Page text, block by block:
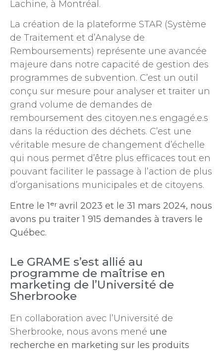
Lachine, à Montréal.
La création de la plateforme STAR (Système
de Traitement et d’Analyse de
Remboursements) représente une avancée
majeure dans notre capacité de gestion des
programmes de subvention. C’est un outil
conçu sur mesure pour analyser et traiter un
grand volume de demandes de
remboursement des citoyen.ne.s engagé.e.s
dans la réduction des déchets. C’est une
véritable mesure de changement d’échelle
qui nous permet d’être plus efficaces tout en
pouvant faciliter le passage à l’action de plus
d’organisations municipales et de citoyens.
Entre le 1ᵉʳ avril 2023 et le 31 mars 2024, nous
avons pu traiter 1 915 demandes à travers le
Québec.
Le GRAME s’est allié au
programme de maîtrise en
marketing de l’Université de
Sherbrooke
En collaboration avec l’Université de
Sherbrooke, nous avons mené une
recherche en marketing sur les produits